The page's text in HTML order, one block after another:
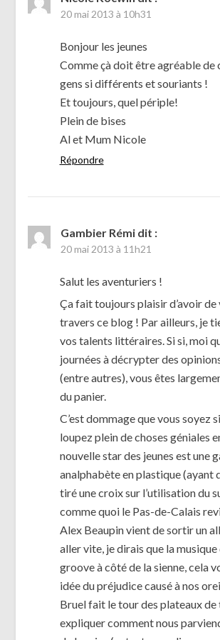
20 mai 2013 à 10h31
Bonjour les jeunes
Comme çà doit être agréable de
gens si différents et souriants !
Et toujours, quel périple!
Plein de bises
Al et Mum Nicole
Répondre
Gambier Rémi dit :
20 mai 2013 à 11h21
Salut les aventuriers !
Ça fait toujours plaisir d’avoir de
travers ce blog ! Par ailleurs, je
vos talents littéraires. Si si, moi
journées à décrypter des
(entre autres), vous êtes
du panier.
C’est dommage que vous soyez
loupez plein de choses géniales
nouvelle star des jeunes est une
analphabète en plastique (ayant
tiré une croix sur l’utilisation du
comme quoi le Pas-de-Calais
Alex Beaupin vient de sortir un
aller vite, je dirais que la
groove à côté de la sienne, cela
idée du préjudice causé à nos
Bruel fait le tour des plateaux
expliquer comment nous